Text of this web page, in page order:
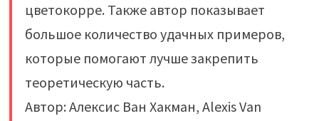
цветокорре. Также автор показывает
большое количество удачных примеров,
которые помогают лучше закрепить
теоретическую часть.
Автор: Алексис Ван Хакман, Alexis Van